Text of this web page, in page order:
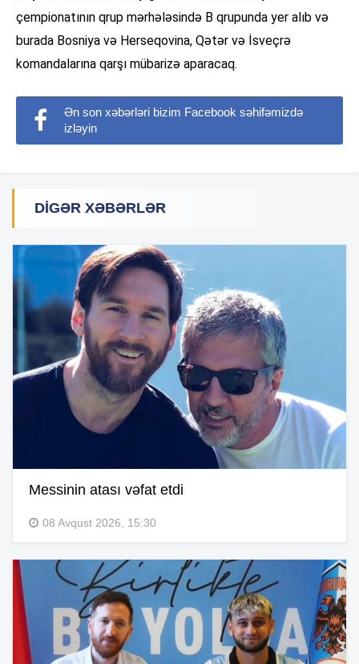
çempionatının qrup mərhələsində B qrupunda yer alıb və
burada Bosniya və Herseqovina, Qətər və İsveçrə
komandalarına qarşı mübarizə aparacaq.
Ən son xəbərləri bizim Facebook səhifəmizdə
izləyin
DIGƏR XƏBƏRLƏR
Messinin atası vəfat etdi
08 Avqust 2026, 15:30